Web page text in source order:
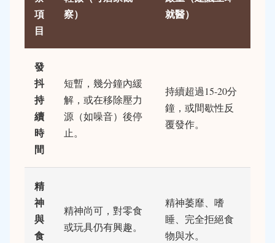
項
目
察）
就醫）
發
抖
持
續
時
間
短暫，幾分鐘內緩
解，或在移除壓力
源（如噪音）後停
止。
持續超過15-20分
鐘，或間歇性反
覆發作。
精
神
與
食
精神尚可，對零食
或玩具仍有興趣。
精神萎靡、嗜
睡、完全拒絕食
物與水。